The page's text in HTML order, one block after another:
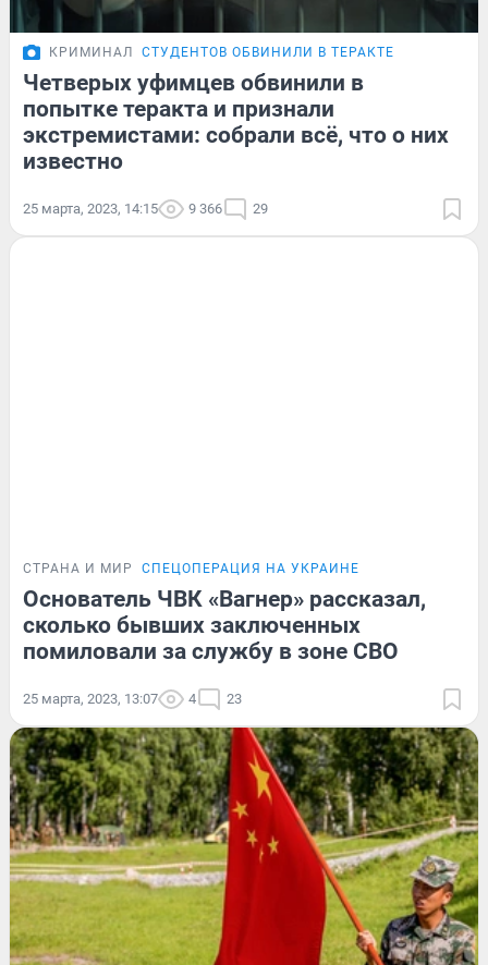
КРИМИНАЛ СТУДЕНТОВ ОБВИНИЛИ В ТЕРАКТЕ
Четверых уфимцев обвинили в
попытке теракта и признали
экстремистами: собрали всё, что о них
известно
25 марта, 2023, 14:15 9 366 29
СТРАНА И МИР СПЕЦОПЕРАЦИЯ НА УКРАИНЕ
Основатель ЧВК «Вагнер» рассказал,
сколько бывших заключенных
помиловали за службу в зоне СВО
25 марта, 2023, 13:07 4 23